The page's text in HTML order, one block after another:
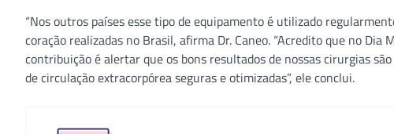
“Nos outros países esse tipo de equipamento é utilizado
coração realizadas no Brasil, afirma Dr. Caneo. “Acredito que no
contribuição é alertar que os bons resultados de nossas cirurgias
de circulação extracorpórea seguras e otimizadas”, ele conclui.